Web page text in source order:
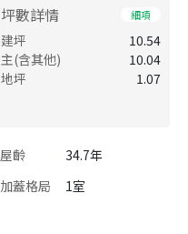
坪數詳情 細項
建坪
10.54
主(含其他)
10.04
地坪
1.07
屋齡
34.7年
加蓋格局
1室